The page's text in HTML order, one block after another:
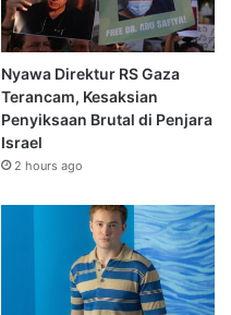
Nyawa Direktur RS Gaza
Terancam, Kesaksian
Penyiksaan Brutal di Penjara
Israel
2 hours ago